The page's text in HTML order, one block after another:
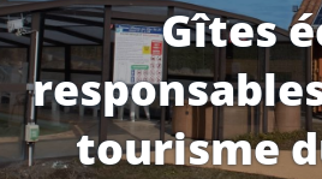
Gîtes
tourisme